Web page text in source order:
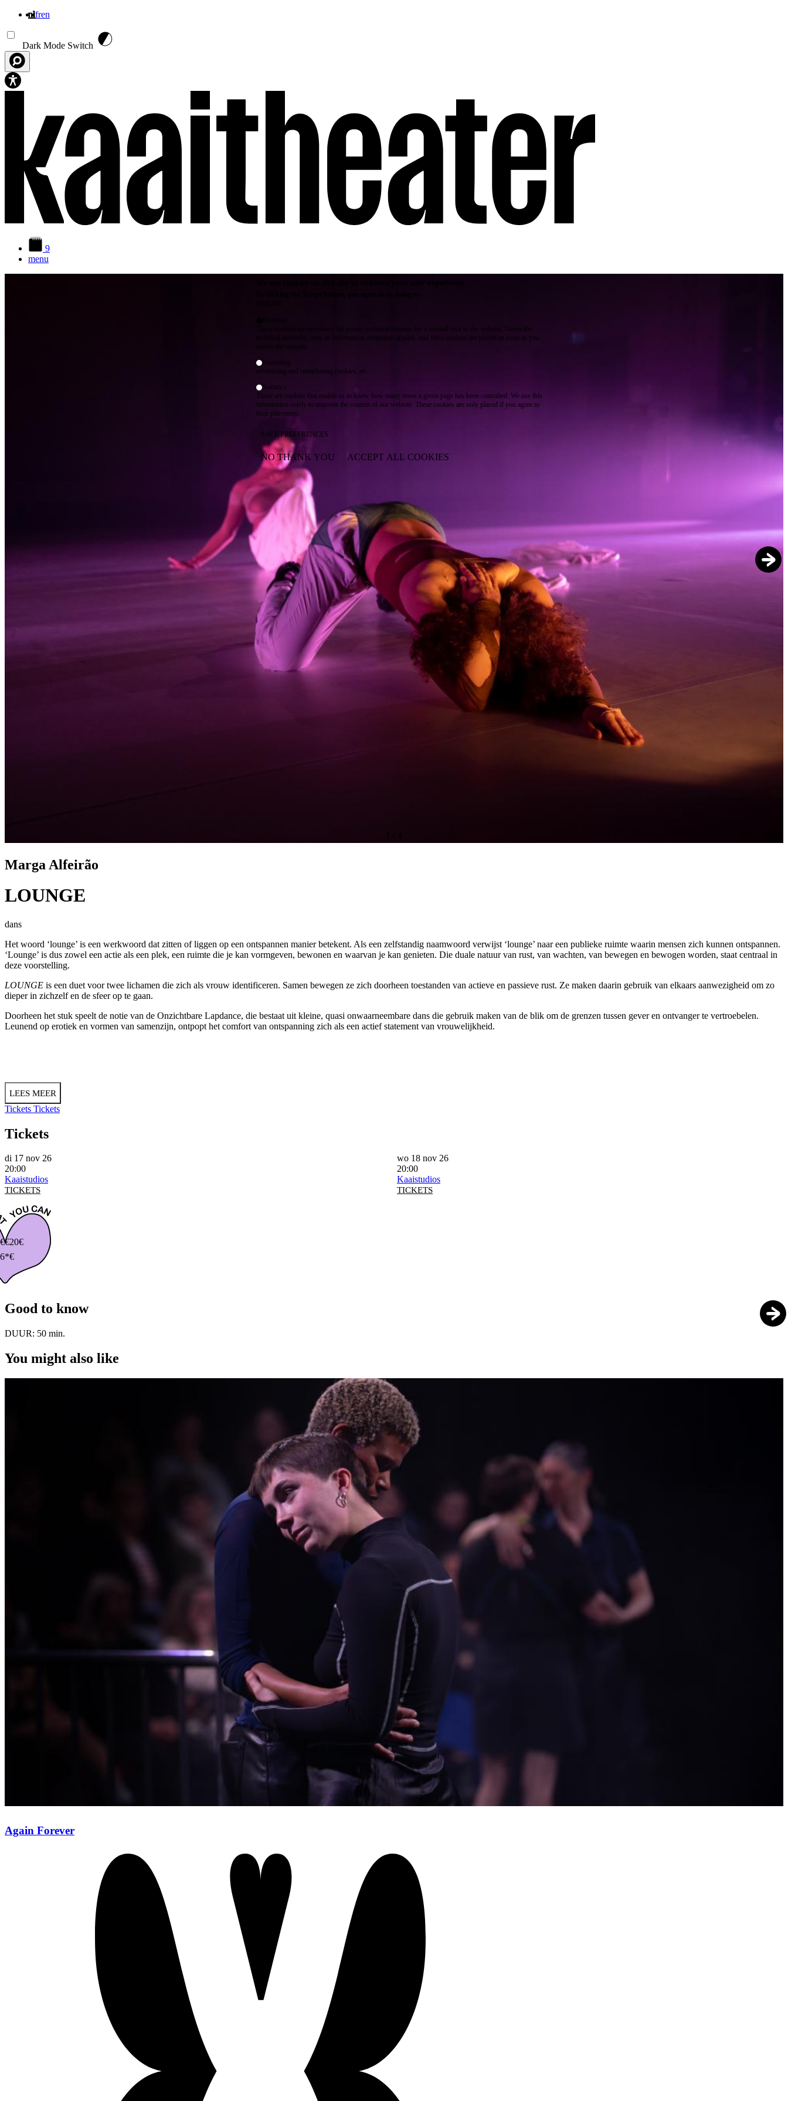
nlfren
Dark Mode Switch
9
menu
Marga Alfeirão
LOUNGE
dans
Het woord ‘lounge’ is een werkwoord dat zitten of liggen op een ontspannen manier betekent. Als een zelfstandig naamwoord verwijst ‘lounge’ naar een publieke ruimte waarin mensen zich kunnen ontspannen.
‘Lounge’ is dus zowel een actie als een plek, een ruimte die je kan vormgeven, bewonen en waarvan je kan genieten. Die duale natuur van rust, van wachten, van bewegen en bewogen worden, staat centraal in
deze voorstelling.
LOUNGE is een duet voor twee lichamen die zich als vrouw identificeren. Samen bewegen ze zich doorheen toestanden van actieve en passieve rust. Ze maken daarin gebruik van elkaars aanwezigheid om zo
dieper in zichzelf en de sfeer op te gaan.
Doorheen het stuk speelt de notie van de Onzichtbare Lapdance, die bestaat uit kleine, quasi onwaarneembare dans die gebruik maken van de blik om de grenzen tussen gever en ontvanger te vertroebelen.
Leunend op erotiek en vormen van samenzijn, ontpopt het comfort van ontspanning zich als een actief statement van vrouwelijkheid.
LEES MEER
Tickets Tickets
Tickets
di 17 nov 26
20:00
Kaaistudios
TICKETS
wo 18 nov 26
20:00
Kaaistudios
TICKETS
€20€
Good to know
DUUR: 50 min.
You might also like
Again Forever
These cookies are necessary for purely technical reasons for a normal visit to the website. Given the
technical necessity, only an information obligation applies, and these cookies are placed as soon as you
Marketing
advertising and remarketing cookies, etc.
Statistics
These are cookies that enable us to know how many times a given page has been consulted. We use this
information solely to improve the content of our website. These cookies are only placed if you agree to
their placement.
SAVE PREFERENCES
NO THANK YOU ACCEPT ALL COOKIES
WITHDRAW CONSENT